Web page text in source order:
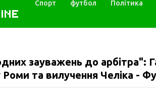
Спорт футбол Політика
зауважень до арбітра":
Роми та вилучення Челіка -